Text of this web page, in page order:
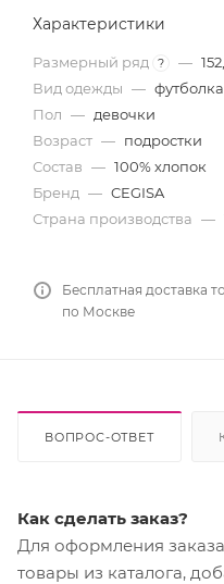
Характеристики
Размерный ряд ? —
Вид одежды — футболка
Пол — девочки
Возраст — подростки
Состав — 100% хлопок
Бренд — CEGISA
Страна производства —
Бесплатная доставка
по Москве
ВОПРОС-ОТВЕТ
Как сделать заказ?
Для оформления
товары из каталога,